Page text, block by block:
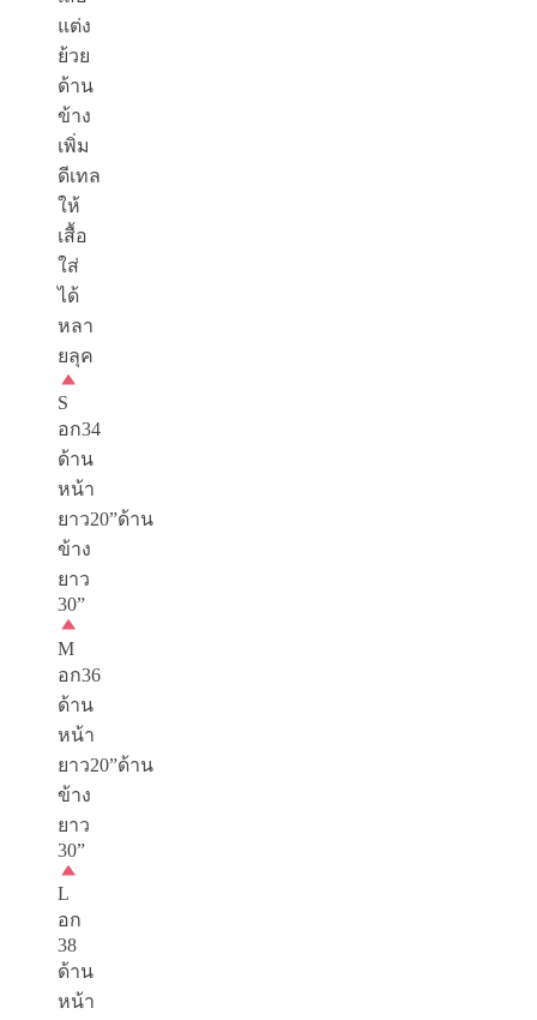
แต่ง
ย้วย
ด้าน
ข้าง
เพิ่ม
ดีเทล
ให้
เสื้อ
ใส่
ได้
หลา
ยลุค
S
อก34
ด้าน
หน้า
ยาว20”ด้าน
ข้าง
ยาว
30”
M
อก36
ด้าน
หน้า
ยาว20”ด้าน
ข้าง
ยาว
30”
L
อก
38
ด้าน
หน้า